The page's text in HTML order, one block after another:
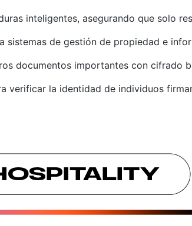
inteligentes, asegurando que solo
sistemas de gestión de propiedad e
documentos importantes con cifrado
verificar la identidad de individuos